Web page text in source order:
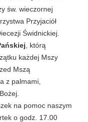
św. wieczornej
Przyjaciół
Świdnickiej.
, którą
każdej Mszy
Mszą
z palmami,
na pomoc naszym
o godz. 17.00